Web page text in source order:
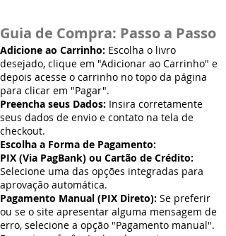
Guia de Compra: Passo a Passo
Adicione ao Carrinho: Escolha o livro
desejado, clique em "Adicionar ao Carrinho" e
depois acesse o carrinho no topo da página
para clicar em "Pagar".
Preencha seus Dados: Insira corretamente
seus dados de envio e contato na tela de
checkout.
Escolha a Forma de Pagamento:
PIX (Via PagBank) ou Cartão de Crédito:
Selecione uma das opções integradas para
aprovação automática.
Pagamento Manual (PIX Direto): Se preferir
ou se o site apresentar alguma mensagem de
erro, selecione a opção "Pagamento manual".